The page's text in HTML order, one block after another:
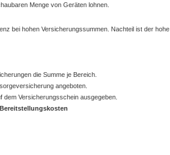
Menge von Geräten lohnen.
bei hohen Versicherungssummen. Nachteil ist der hohe
die Summe je Bereich.
angeboten.
Versicherungsschein ausgegeben.